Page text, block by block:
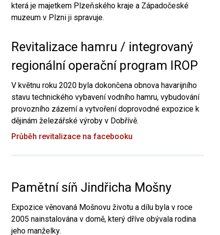
která je majetkem Plzeňského kraje a Západočeské
muzeum v Plzni ji spravuje.
Revitalizace hamru / integrovaný
regionální operační program IROP
V květnu roku 2020 byla dokončena obnova havarijního
stavu technického vybavení vodního hamru, vybudování
provozního zázemí a vytvoření doprovodné expozice k
dějinám železářské výroby v Dobřívě.
Průběh revitalizace na facebooku
Pamětní síň Jindřicha Mošny
Expozice věnovaná Mošnovu životu a dílu byla v roce
2005 nainstalována v domě, který dříve obývala rodina
jeho manželky.